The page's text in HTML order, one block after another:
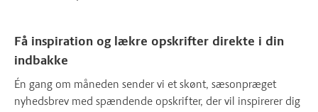
Få inspiration og lækre opskrifter direkte i din
indbakke
Én gang om måneden sender vi et skønt, sæsonpræget
nyhedsbrev med spændende opskrifter, der vil inspirerer dig